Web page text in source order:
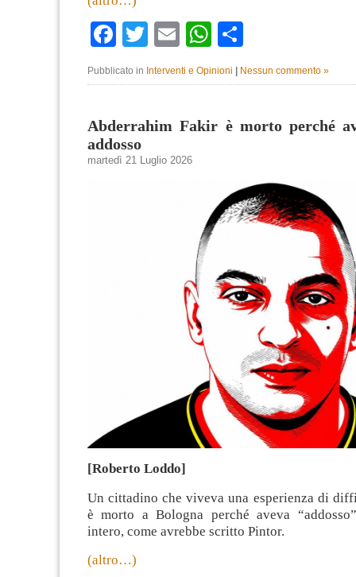
Facebook
TwitterEmailWhatsApp
Pubblicato in Interventi e Opinioni Nessun commento »
Abderrahim Fakir è morto perché
addosso
martedì 21 Luglio 2026
[Roberto Loddo]
Un cittadino che viveva una esperienza di
è morto a Bologna perché aveva
intero, come avrebbe scritto Pintor.
(altro…)